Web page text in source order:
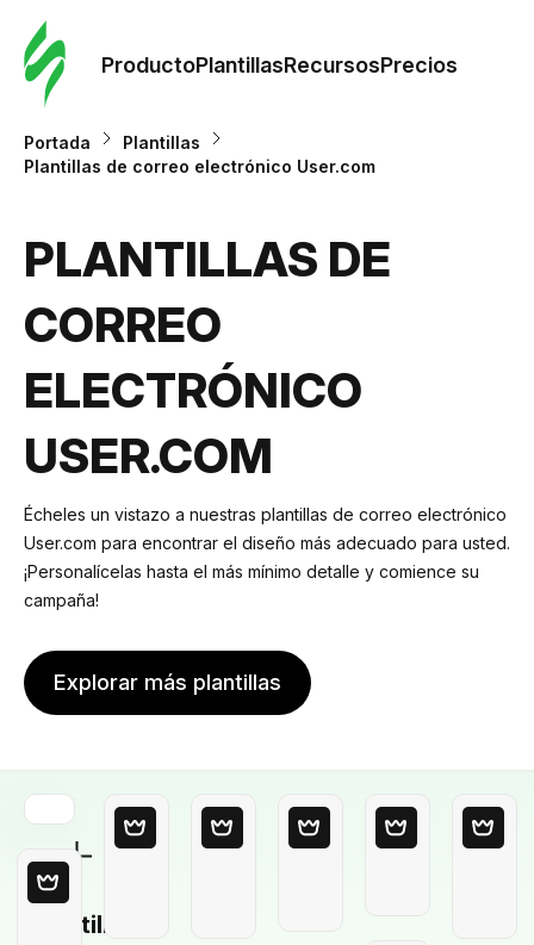
ProductoPlantillasRecursosPrecios
Portada
Plantillas
Plantillas de correo electrónico User.com
PLANTILLAS DE
CORREO
ELECTRÓNICO
USER.COM
Écheles un vistazo a nuestras plantillas de correo electrónico
User.com para encontrar el diseño más adecuado para usted.
¡Personalícelas hasta el más mínimo detalle y comience su
campaña!
Explorar más plantillas
Plantilla